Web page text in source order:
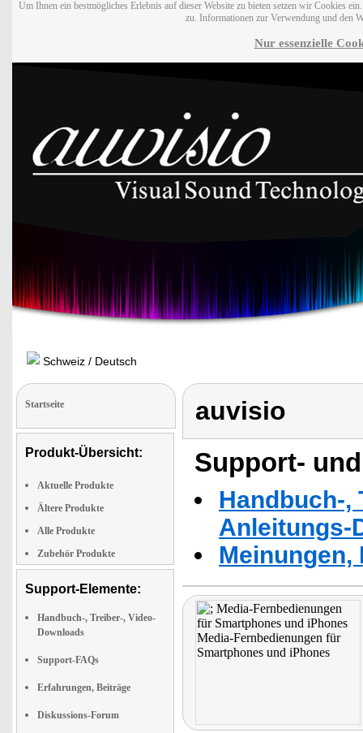
Um Ihnen ein bestmögliches Erlebnis auf dieser Website zu bieten setzen wir Cookies
zu. Informationen zur Verwendung und den
Nur essenzielle
Schweiz / Deutsch
Startseite
Produkt-Übersicht:
Aktuelle Produkte
Ältere Produkte
Alle Produkte
Zubehör Produkte
Support-Elemente:
Handbuch-, Treiber-, Video-
Downloads
Support-FAQs
Erfahrungen, Beiträge
Diskussions-Forum
auvisio
Support-
Handbuch-,
Anleitungs-